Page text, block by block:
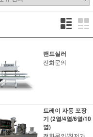
밴드실러
전화문의
트레이 자동 포장
기 (2열/4열/6열/10
열)
전화문의/최저가